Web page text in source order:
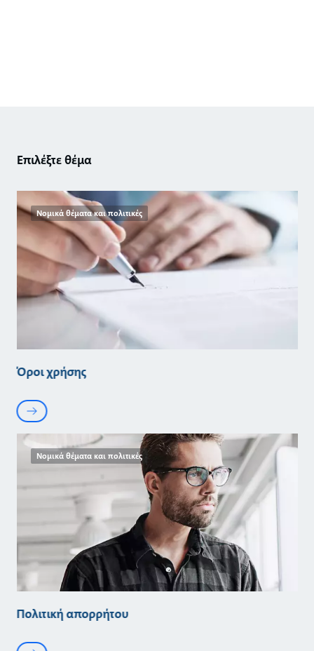
Επιλέξτε θέμα
Νομικά θέματα και πολιτικές
Όροι χρήσης
Νομικά θέματα και πολιτικές
Πολιτική απορρήτου